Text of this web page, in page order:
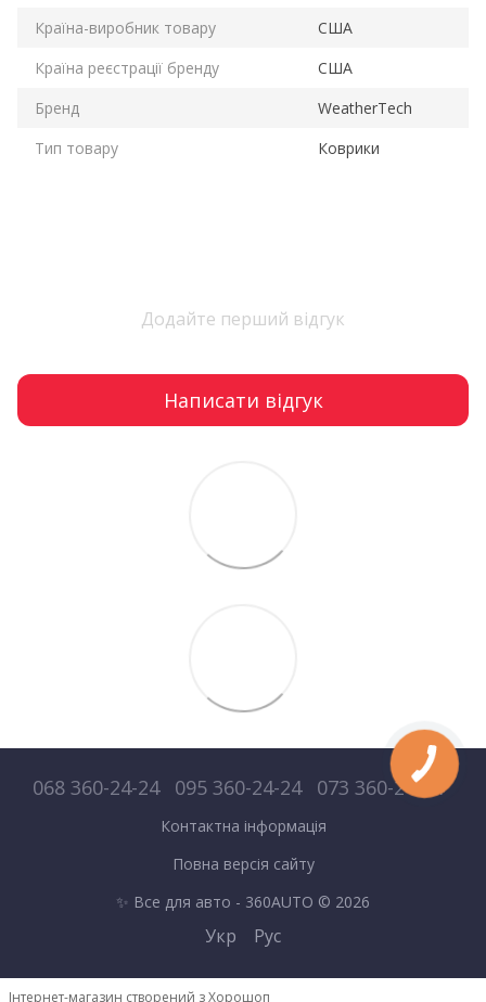
Країна-виробник товару
США
Країна реєстрації бренду
США
Бренд
WeatherTech
Тип товару
Коврики
Додайте перший відгук
Написати відгук
068 360-24-24 095 360-24-24 073 360-24-24
Контактна інформація
Повна версія сайту
✨ Все для авто - 360AUTO © 2026
Укр Рус
Інтернет-магазин створений з Хорошоп